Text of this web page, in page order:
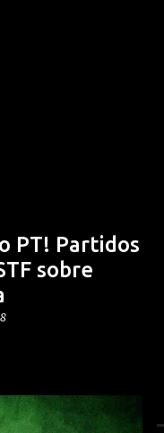
PT! Partidos
sobre